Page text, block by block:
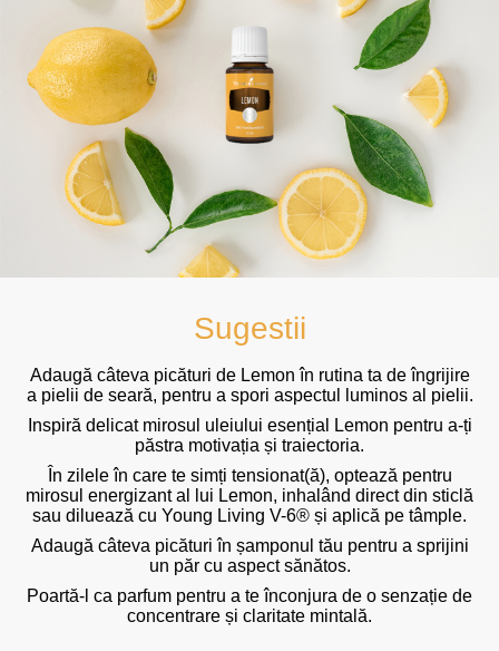
Sugestii
Adaugă câteva picături de Lemon în rutina ta de îngrijire
a pielii de seară, pentru a spori aspectul luminos al pielii.
Inspiră delicat mirosul uleiului esențial Lemon pentru a-ți
păstra motivația și traiectoria.
În zilele în care te simți tensionat(ă), optează pentru
mirosul energizant al lui Lemon, inhalând direct din sticlă
sau diluează cu Young Living V-6® și aplică pe tâmple.
Adaugă câteva picături în șamponul tău pentru a sprijini
un păr cu aspect sănătos.
Poartă-l ca parfum pentru a te înconjura de o senzație de
concentrare și claritate mintală.